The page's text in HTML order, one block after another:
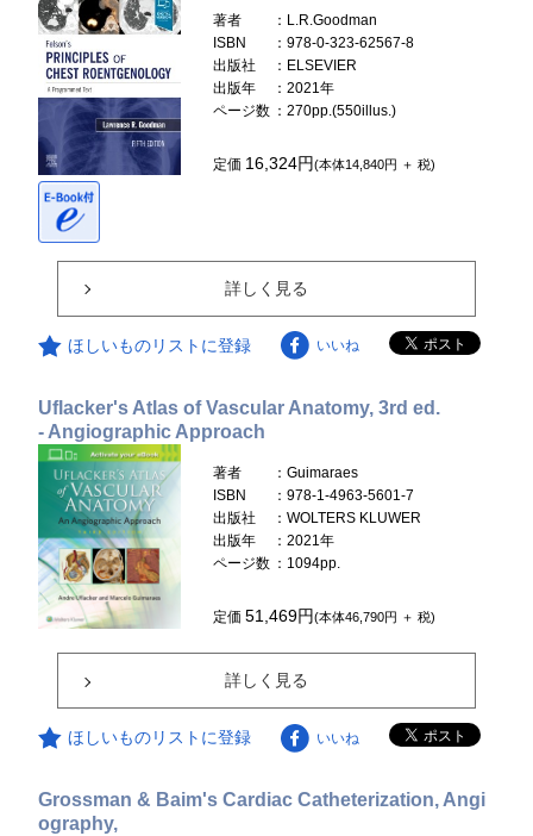
著者
：L.R.Goodman
ISBN
：978-0-323-62567-8
出版社
：ELSEVIER
出版年
：2021年
ページ数 ：270pp.(550illus.)
定価 16,324円(本体14,840円 ＋ 税)
詳しく見る
ほしいものリストに登録 いいね
Uflacker's Atlas of Vascular Anatomy, 3rd ed.
- Angiographic Approach
著者
：Guimaraes
ISBN
：978-1-4963-5601-7
出版社
：WOLTERS KLUWER
出版年
：2021年
ページ数 ：1094pp.
定価51,469円(本体46,790円 ＋ 税)
詳しく見る
ほしいものリストに登録 いいね
Grossman & Baim's Cardiac Catheterization, Angi
ography,